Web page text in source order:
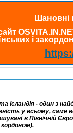
Шановні
і
Ісландія - один з
у всьому, саме
в Північній
кордоном).